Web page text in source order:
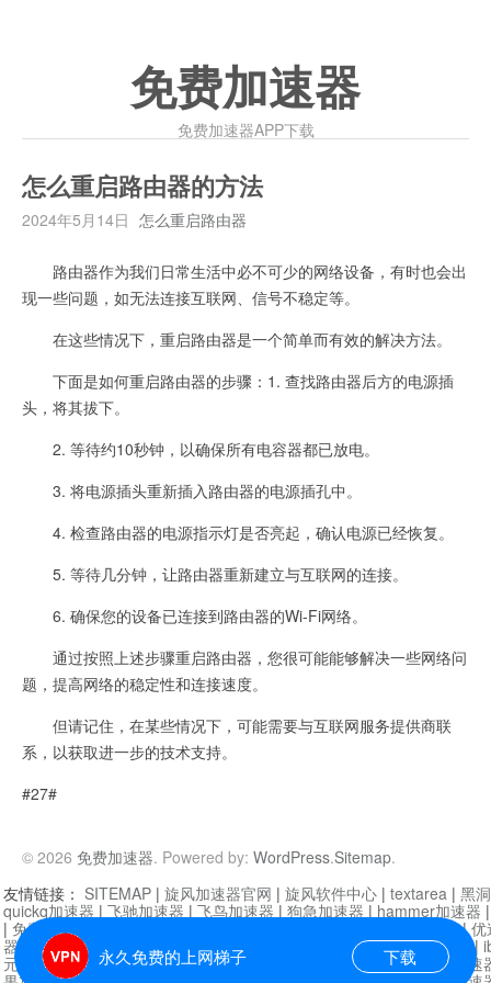
免费加速器
免费加速器APP下载
怎么重启路由器的方法
2024年5月14日 怎么重启路由器
路由器作为我们日常生活中必不可少的网络设备，有时也会出
现一些问题，如无法连接互联网、信号不稳定等。
在这些情况下，重启路由器是一个简单而有效的解决方法。
下面是如何重启路由器的步骤：1. 查找路由器后方的电源插
头，将其拔下。
2. 等待约10秒钟，以确保所有电容器都已放电。
3. 将电源插头重新插入路由器的电源插孔中。
4. 检查路由器的电源指示灯是否亮起，确认电源已经恢复。
5. 等待几分钟，让路由器重新建立与互联网的连接。
6. 确保您的设备已连接到路由器的Wi-Fi网络。
通过按照上述步骤重启路由器，您很可能能够解决一些网络问
题，提高网络的稳定性和连接速度。
但请记住，在某些情况下，可能需要与互联网服务提供商联
系，以获取进一步的技术支持。
#27#
© 2026 免费加速器. Powered by: WordPress.Sitemap.
永久免费的上网梯子 下载
友情链接： SITEMAP | 旋风加速器官网 | 旋风软件中心 | textarea | 黑
quickq加速器 | 飞驰加速器 | 飞鸟加速器 | 狗急加速器 | hammer加速器
| 免费vqn加速外网 迷雾通|优
器| 快柠檬加速器 |黑洞加速 |falemon 快橙加速器|anycast加速器 |
元机场加速器 |一元机场|老王加速器 | 白石山|
小牛加速